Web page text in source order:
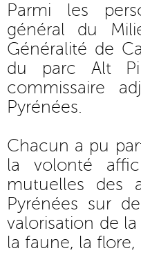
Parmi les
général du
Généralité de
du parc Alt
commissaire
Pyrénées.
Chacun a pu
la volonté
mutuelles des
Pyrénées sur
valorisation de
la faune, la flore,